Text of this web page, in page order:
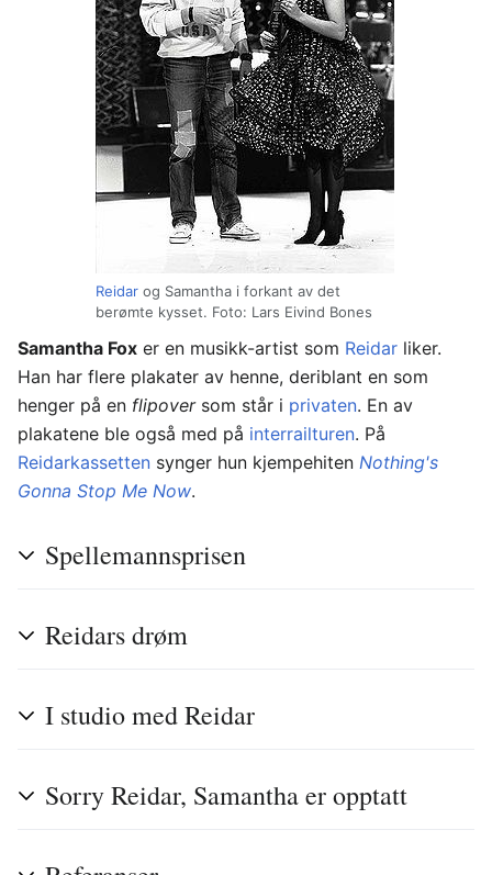
Reidar og Samantha i forkant av det
berømte kysset. Foto: Lars Eivind Bones
Samantha Fox er en musikk-artist som Reidar liker.
Han har flere plakater av henne, deriblant en som
henger på en flipoversom står i privaten. En av
plakatene ble også med på interrailturen. På
Reidarkassetten synger hun kjempehiten Nothing's
Gonna Stop Me Now.
Spellemannsprisen
Reidars drøm
I studio med Reidar
Sorry Reidar, Samantha er opptatt